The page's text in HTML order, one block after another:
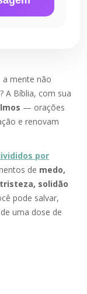
a mente não
A Bíblia, com sua
— orações
e renovam
por
de medo,
solidão
pode salvar,
uma dose de